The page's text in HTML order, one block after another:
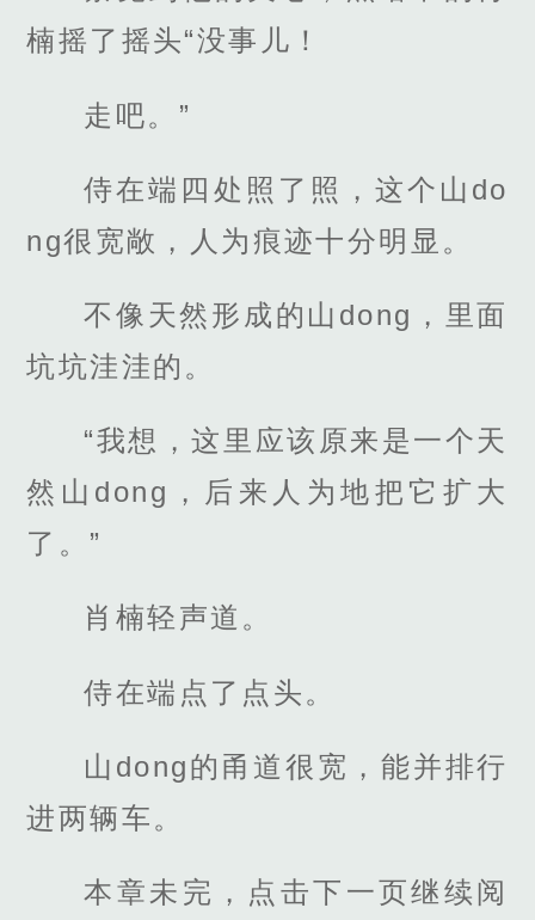
楠摇了摇头“没事儿！
走吧。”
侍在端四处照了照，这个山do
ng很宽敞，人为痕迹十分明显。
不像天然形成的山dong，里面
坑坑洼洼的。
“我想，这里应该原来是一个天
然山dong，后来人为地把它扩大
了。”
肖楠轻声道。
侍在端点了点头。
山dong的甬道很宽，能并排行
进两辆车。
本章未完，点击下一页继续阅